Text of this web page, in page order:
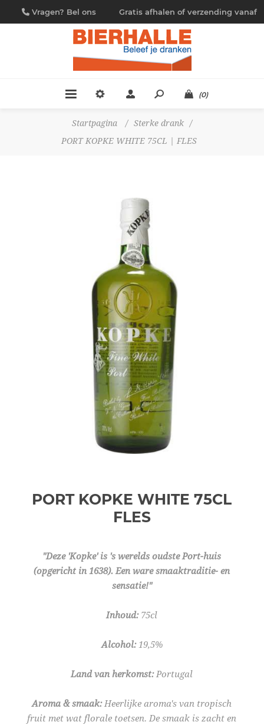
Vragen? Bel ons
09/230.88.44
Gratis afhalen of verzending vanaf
€ 4,95
(0)
Startpagina / Sterke drank
/
PORT KOPKE WHITE 75CL | FLES
PORT KOPKE WHITE 75CL
FLES
"Deze 'Kopke' is 's werelds oudste Port-huis
(opgericht in 1638). Een ware smaaktraditie- en
sensatie!"
Inhoud: 75cl
Alcohol:19,5%
Land van herkomst:Portugal
Aroma & smaak:Heerlijke aroma's van tropisch
fruit met wat florale toetsen. De smaak is zacht en